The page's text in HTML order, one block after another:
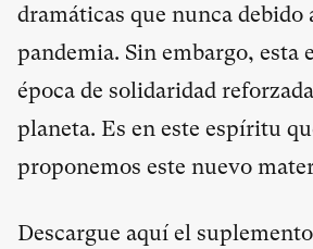
dramáticas que nunca debido
pandemia. Sin embargo, esta
época de solidaridad
planeta. Es en este espíritu
proponemos este nuevo
Descargue aquí el